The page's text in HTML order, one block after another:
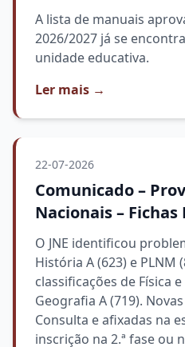
A lista de manuais
2026/2027 já se
unidade educativa.
Ler mais →
22-07-2026
Comunicado –
Nacionais – Fichas
O JNE identificou
História A (623) e PLNM
classificações de Física
Geografia A (719).
Consulta e afixadas na
inscrição na 2.ª fase ou